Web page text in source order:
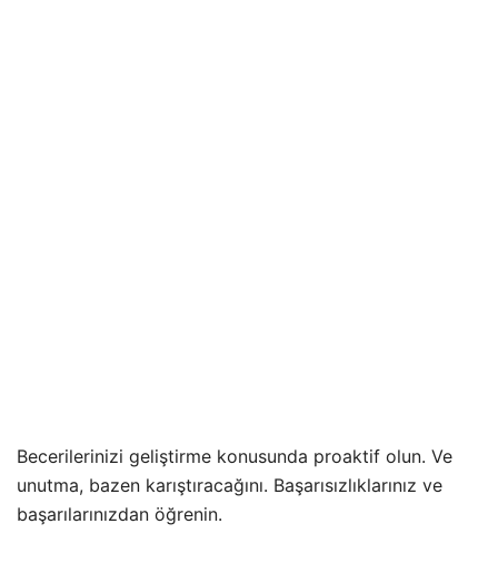
Becerilerinizi geliştirme konusunda proaktif olun. Ve
unutma, bazen karıştıracağını. Başarısızlıklarınız ve
başarılarınızdan öğrenin.